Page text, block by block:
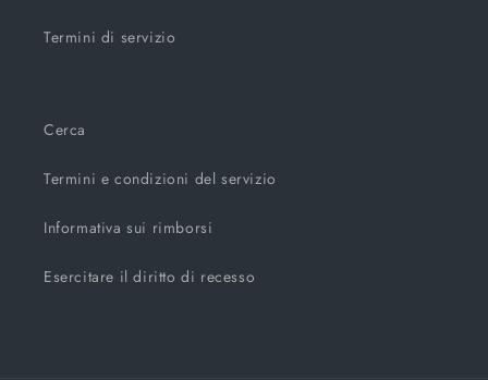
Termini di servizio
Cerca
Termini e condizioni del servizio
Informativa sui rimborsi
Esercitare il diritto di recesso